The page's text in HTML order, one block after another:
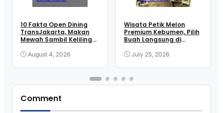
10 Fakta Open Dining
TransJakarta, Makan
Mewah Sambil Keliling
August 4, 2026
Wisata Petik Melon
Premium Kebumen, Pilih
Buah Langsung di
July 25, 2026
Comment